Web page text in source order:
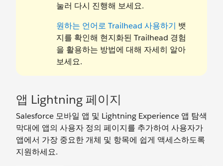
눌러 다시 진행해 보세요.
원하는 언어로 Trailhead 사용하기 뱃
지를 확인해 현지화된 Trailhead 경험
을 활용하는 방법에 대해 자세히 알아
보세요.
앱 Lightning 페이지
Salesforce 모바일 앱 및 Lightning Experience 앱 탐색
막대에 앱의 사용자 정의 페이지를 추가하여 사용자가
앱에서 가장 중요한 개체 및 항목에 쉽게 액세스하도록
지원하세요.